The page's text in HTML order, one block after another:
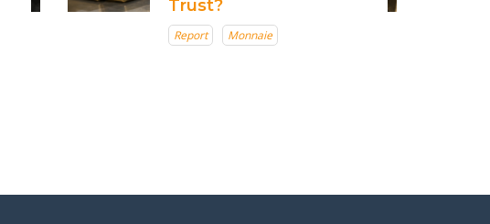
Trust?
Report Monnaie